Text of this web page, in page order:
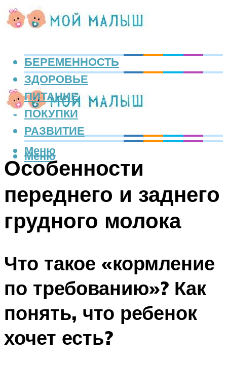
БЕРЕМЕННОСТЬ
ЗДОРОВЬЕ
ПИТАНИЕ
ПОКУПКИ
РАЗВИТИЕ
Меню
Меню
Особенности
переднего и заднего
грудного молока
Что такое «кормление
по требованию»? Как
понять, что ребенок
хочет есть?